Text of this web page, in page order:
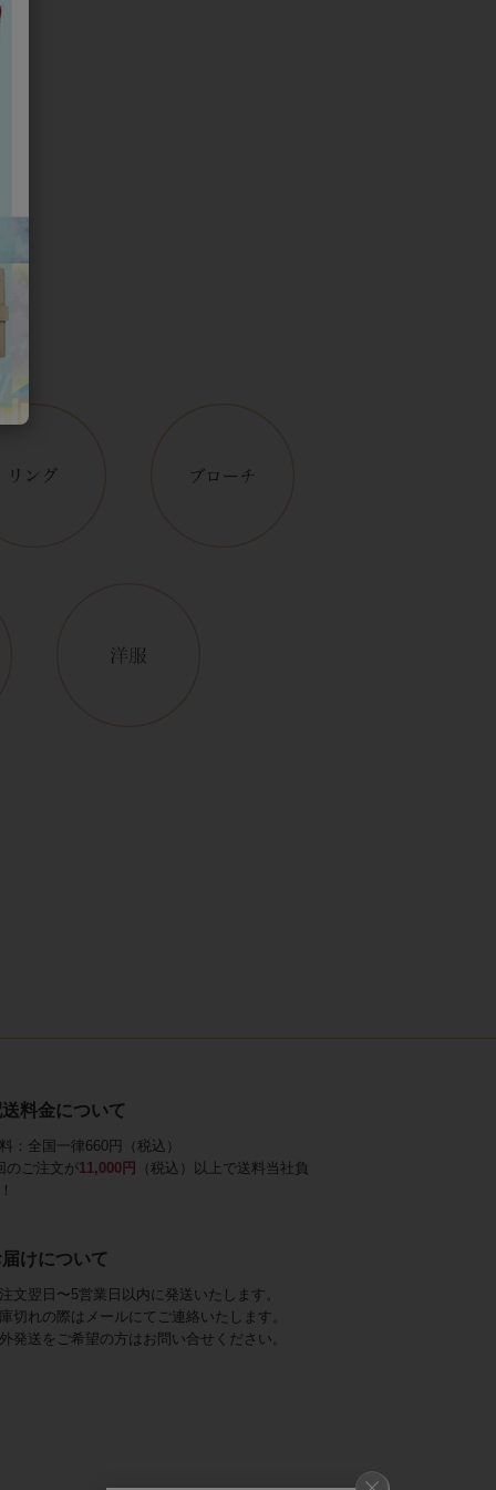
料金について
：全国一律660円（税込）
のご注文が11,000円
（税込）以上で送料当社負
けについて
文翌日〜5営業日以内に発送いたします。
切れの際はメールにてご連絡いたします。
発送をご希望の方はお問い合せください。